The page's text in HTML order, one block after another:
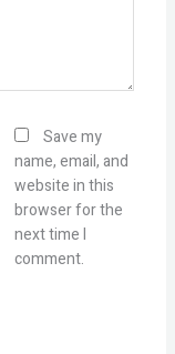
Save my
name, email, and
website in this
browser for the
next time I
comment.